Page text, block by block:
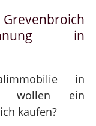
in
in
wollen ein
kaufen?